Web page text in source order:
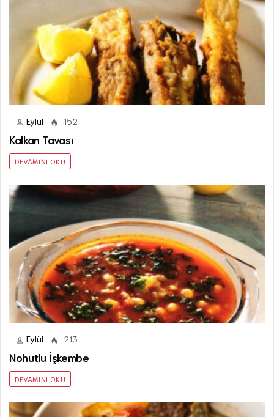
Eylül 152
Kalkan Tavası
DEVAMINI OKU
Eylül 213
Nohutlu İşkembe
DEVAMINI OKU